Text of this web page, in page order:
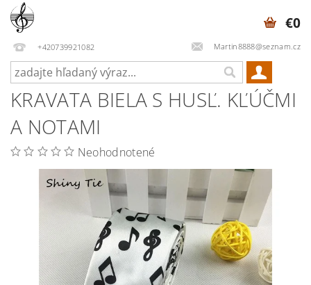
+420739921082 Martin8888@seznam.cz
€0
KRAVATA BIELA S HUSĽ. KĽÚČMI
A NOTAMI
Neohodnotené